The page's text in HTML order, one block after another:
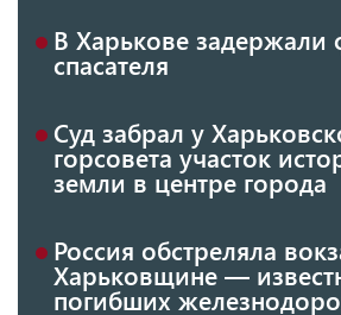
В Харькове задержали
спасателя
Суд забрал у
горсовета участок
земли в центре города
Россия обстреляла
Харьковщине —
погибших